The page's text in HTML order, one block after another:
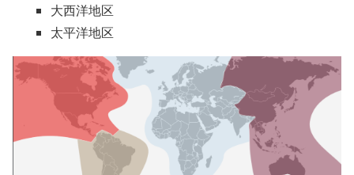
大西洋地区
太平洋地区